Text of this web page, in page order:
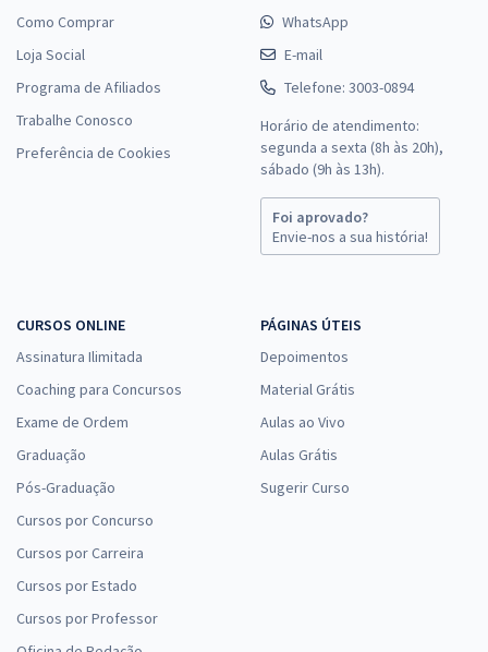
Como Comprar
Loja Social
Programa de Afiliados
Trabalhe Conosco
Preferência de Cookies
WhatsApp
E-mail
Telefone: 3003-0894
Horário de atendimento:
segunda a sexta (8h às 20h),
sábado (9h às 13h).
Foi aprovado?
Envie-nos a sua história!
CURSOS ONLINE
Assinatura Ilimitada
Coaching para Concursos
Exame de Ordem
Graduação
Pós-Graduação
Cursos por Concurso
Cursos por Carreira
Cursos por Estado
Cursos por Professor
PÁGINAS ÚTEIS
Depoimentos
Material Grátis
Aulas ao Vivo
Aulas Grátis
Sugerir Curso